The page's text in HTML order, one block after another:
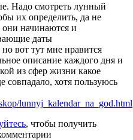
Надо смотреть лунный
их определить, да не
они начинаются и
даты
вот тут мне нравится
описание каждого дня и
из сфер жизни какое
хотя пользуюсь
lunnyj_kalendar_na_god.html
, чтобы получить